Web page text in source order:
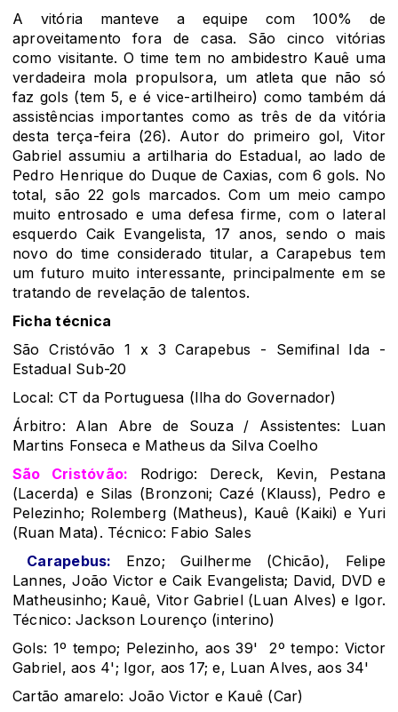
A vitória manteve a equipe com 100% de
aproveitamento fora de casa. São cinco vitórias
como visitante. O time tem no ambidestro Kauê uma
verdadeira mola propulsora, um atleta que não só
faz gols (tem 5, e é vice-artilheiro) como também dá
assistências importantes como as três de da vitória
desta terça-feira (26). Autor do primeiro gol, Vitor
Gabriel assumiu a artilharia do Estadual, ao lado de
Pedro Henrique do Duque de Caxias, com 6 gols. No
total, são 22 gols marcados. Com um meio campo
muito entrosado e uma defesa firme, com o lateral
esquerdo Caik Evangelista, 17 anos, sendo o mais
novo do time considerado titular, a Carapebus tem
um futuro muito interessante, principalmente em se
tratando de revelação de talentos.
Ficha técnica
São Cristóvão 1 x 3 Carapebus - Semifinal Ida -
Estadual Sub-20
Local: CT da Portuguesa (Ilha do Governador)
Árbitro: Alan Abre de Souza / Assistentes: Luan
Martins Fonseca e Matheus da Silva Coelho
São Cristóvão: Rodrigo: Dereck, Kevin, Pestana
(Lacerda) e Silas (Bronzoni; Cazé (Klauss), Pedro e
Pelezinho; Rolemberg (Matheus), Kauê (Kaiki) e Yuri
(Ruan Mata). Técnico: Fabio Sales
Carapebus:
Enzo; Guilherme (Chicão), Felipe
Lannes, João Victor e Caik Evangelista; David, DVD e
Matheusinho; Kauê, Vitor Gabriel (Luan Alves) e Igor.
Técnico: Jackson Lourenço (interino)
Gols: 1º tempo; Pelezinho, aos 39' 2º tempo: Victor
Gabriel, aos 4'; Igor, aos 17; e, Luan Alves, aos 34'
Cartão amarelo: João Victor e Kauê (Car)